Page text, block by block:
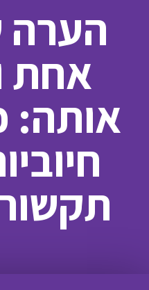
הערה
אחת
אותה: